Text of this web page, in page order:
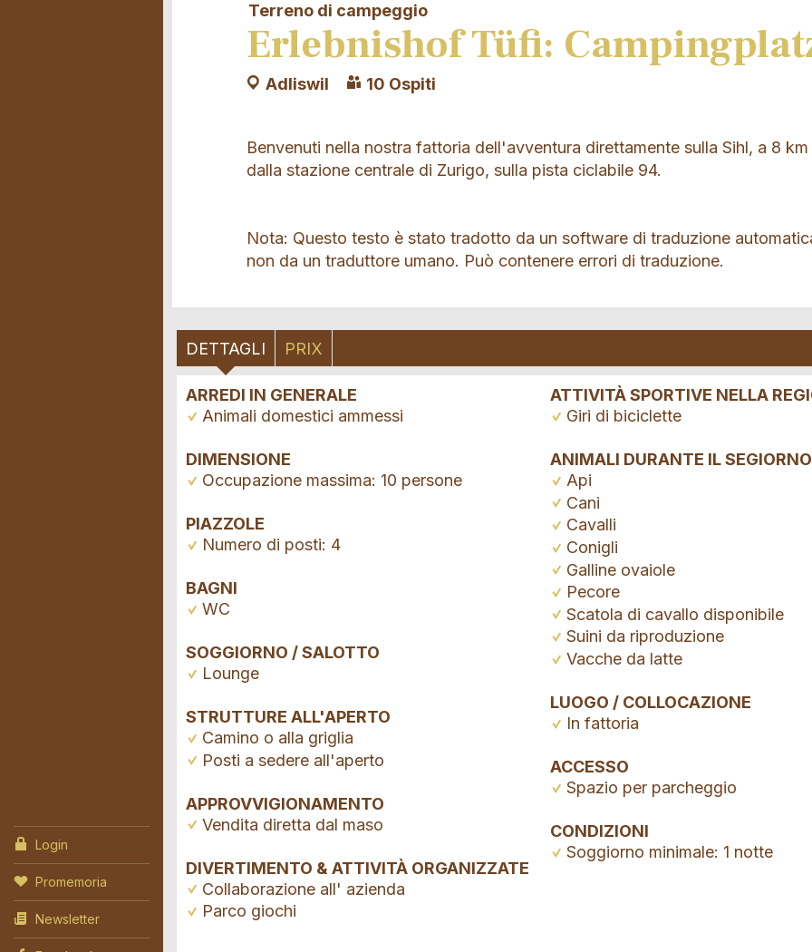
Login
Promemoria
Newsletter
Terreno di campeggio
Erlebnishof Tüfi:
Adliswil 10 Ospiti
Benvenuti nella nostra fattoria dell'avventura direttamente sulla Sihl, a 8 km
dalla stazione centrale di Zurigo, sulla pista ciclabile 94.
Nota: Questo testo è stato tradotto da un software di traduzione
non da un traduttore umano. Può contenere errori di traduzione.
DETTAGLI PRIX
ARREDI IN GENERALE
Animali domestici ammessi
DIMENSIONE
Occupazione massima: 10 persone
PIAZZOLE
Numero di posti: 4
BAGNI
WC
SOGGIORNO / SALOTTO
Lounge
STRUTTURE ALL'APERTO
Camino o alla griglia
Posti a sedere all'aperto
APPROVVIGIONAMENTO
Vendita diretta dal maso
DIVERTIMENTO & ATTIVITÀ ORGANIZZATE
Collaborazione all' azienda
Parco giochi
ATTIVITÀ SPORTIVE NELLA
Giri di biciclette
ANIMALI DURANTE IL SEGIORNO
Api
Cani
Cavalli
Conigli
Galline ovaiole
Pecore
Scatola di cavallo disponibile
Suini da riproduzione
Vacche da latte
LUOGO / COLLOCAZIONE
In fattoria
ACCESSO
Spazio per parcheggio
CONDIZIONI
Soggiorno minimale: 1 notte